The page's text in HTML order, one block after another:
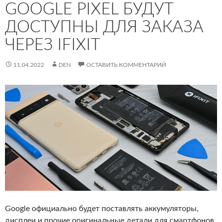
GOOGLE PIXEL БУДУТ
ДОСТУПНЫ ДЛЯ ЗАКАЗА
ЧЕРЕЗ IFIXIT
11.04.2022 DEN ОСТАВИТЬ КОММЕНТАРИЙ
Google официально будет поставлять аккумуляторы,